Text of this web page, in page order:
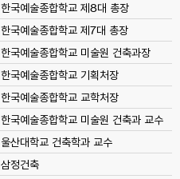
한국예술종합학교 제8대 총장
한국예술종합학교 제7대 총장
한국예술종합학교 미술원 건축과장
한국예술종합학교 기획처장
한국예술종합학교 교학처장
한국예술종합학교 미술원 건축과 교수
울산대학교 건축학과 교수
삼정건축